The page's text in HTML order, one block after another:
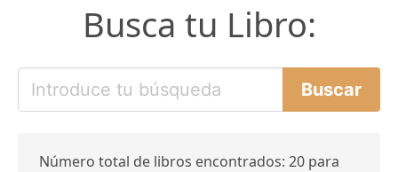
Busca tu Libro:
Número total de libros encontrados: 20 para